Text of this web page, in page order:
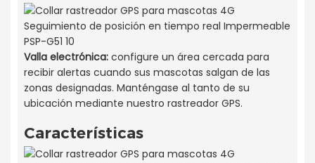
Valla electrónica:configure un área cercada para
recibir alertas cuando sus mascotas salgan de las
zonas designadas. Manténgase al tanto de su
ubicación mediante nuestro rastreador GPS.
Características